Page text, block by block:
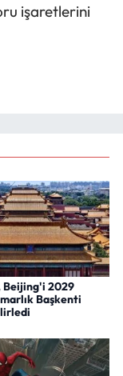
işaretlerini
Beijing'i 2029
Başkenti